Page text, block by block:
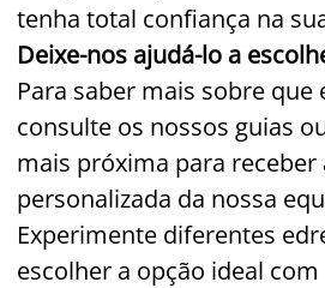
tenha total confiança na
Deixe-nos ajudá-lo a
Para saber mais sobre que
consulte os nossos guias
mais próxima para
personalizada da nossa
Experimente diferentes
escolher a opção ideal com